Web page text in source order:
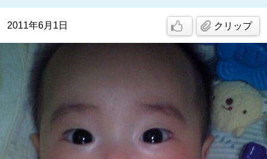
2011年6月1日 クリップ